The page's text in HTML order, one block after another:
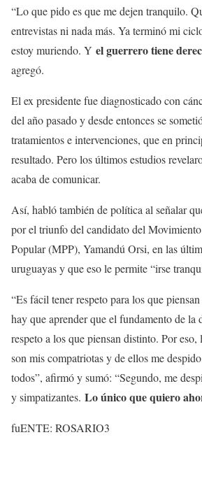
“Lo que pido es que me dejen tranquilo.
entrevistas ni nada más. Ya terminó mi
estoy muriendo. Y el guerrero tiene
agregó.
El ex presidente fue diagnosticado con
del año pasado y desde entonces se
tratamientos e intervenciones, que en
resultado. Pero los últimos estudios
acaba de comunicar.
Así, habló también de política al señalar
por el triunfo del candidato del
Popular (MPP), Yamandú Orsi, en las
uruguayas y que eso le permite “irse
“Es fácil tener respeto para los que
hay que aprender que el fundamento de la
respeto a los que piensan distinto. Por eso,
son mis compatriotas y de ellos me
todos”, afirmó y sumó: “Segundo, me
y simpatizantes. Lo único que quiero
fuENTE: ROSARIO3